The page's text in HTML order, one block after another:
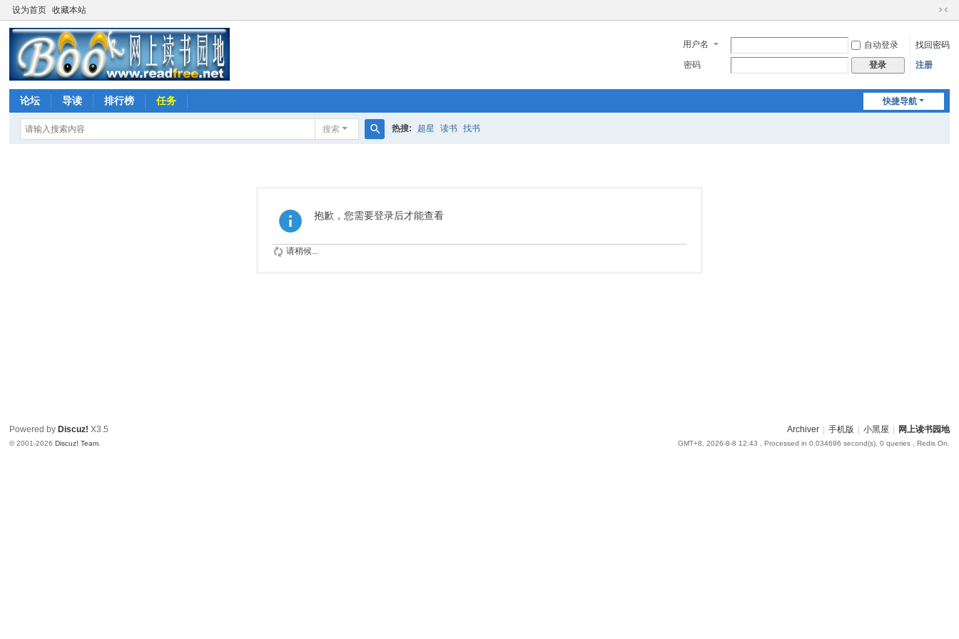
设为首页 收藏本站
切
到
用户名 自动登录
找回密码
密码
登录 注册
快捷导航
论坛 导读 排行榜 任务
搜索 热搜: 超星 读书 找书
抱歉，您需要登录后才能查看
请稍候...
Archiver 手机版 小黑屋 网上读书园地
GMT+8, 2026-8-8 12:43 , Processed in 0.034696 second(s), 0 queries , Redis On.
Powered by Discuz! X3.5
© 2001-2026Discuz! Team